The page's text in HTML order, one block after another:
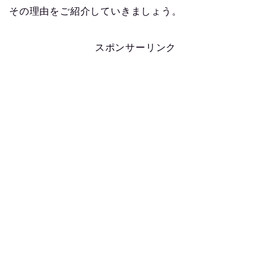
その理由をご紹介していきましょう。
スポンサーリンク